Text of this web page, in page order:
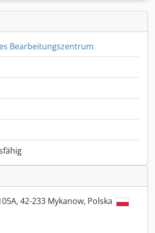
Bearbeitungszentrum
42-233 Mykanow, Polska